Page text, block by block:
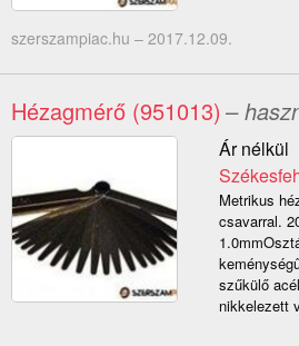
szerszampiac.hu – 2017.12.09.
Hézagmérő (951013) –
Ár nélkül
Metrikus
csavarral.
szűkülő
nikkelezett